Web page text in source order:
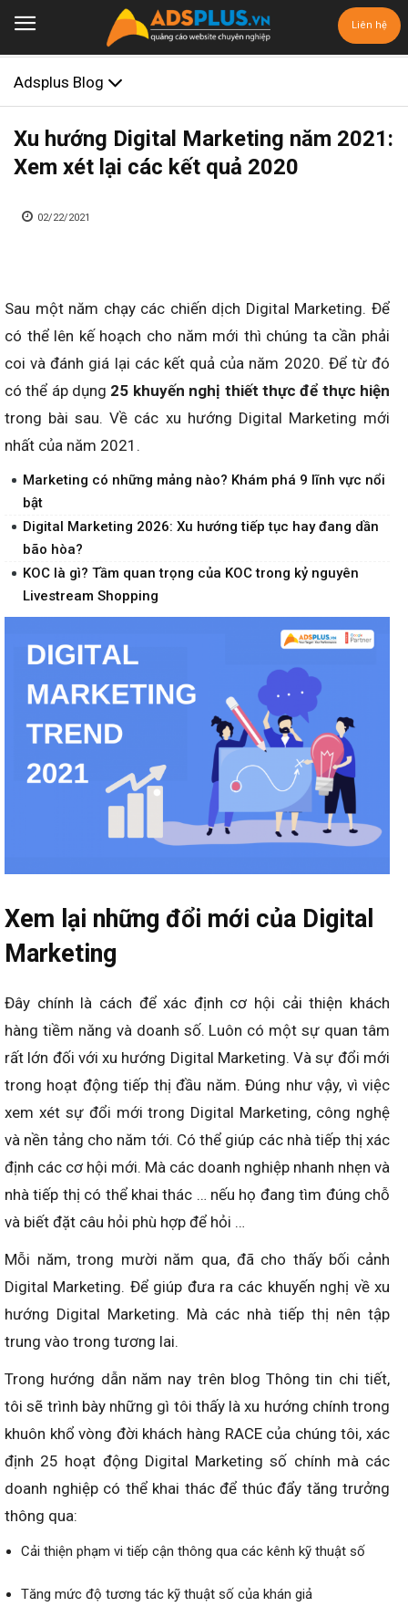
Liên hệ
Adsplus Blog
Xu hướng Digital Marketing năm 2021:
Xem xét lại các kết quả 2020
02/22/2021
Sau một năm chạy các chiến dịch Digital Marketing. Để
có thể lên kế hoạch cho năm mới thì chúng ta cần phải
coi và đánh giá lại các kết quả của năm 2020. Để từ đó
có thể áp dụng 25 khuyến nghị thiết thực để thực hiện
trong bài sau. Về các xu hướng Digital Marketing mới
nhất của năm 2021.
Marketing có những mảng nào? Khám phá 9 lĩnh vực nổi
bật
Digital Marketing 2026: Xu hướng tiếp tục hay đang dần
bão hòa?
KOC là gì? Tầm quan trọng của KOC trong kỷ nguyên
Livestream Shopping
Xem lại những đổi mới của Digital
Marketing
Đây chính là cách để xác định cơ hội cải thiện khách
hàng tiềm năng và doanh số. Luôn có một sự quan tâm
rất lớn đối với xu hướng Digital Marketing. Và sự đổi mới
trong hoạt động tiếp thị đầu năm. Đúng như vậy, vì việc
xem xét sự đổi mới trong Digital Marketing, công nghệ
và nền tảng cho năm tới. Có thể giúp các nhà tiếp thị xác
định các cơ hội mới. Mà các doanh nghiệp nhanh nhẹn và
nhà tiếp thị có thể khai thác … nếu họ đang tìm đúng chỗ
và biết đặt câu hỏi phù hợp để hỏi …
Mỗi năm, trong mười năm qua, đã cho thấy bối cảnh
Digital Marketing. Để giúp đưa ra các khuyến nghị về xu
hướng Digital Marketing. Mà các nhà tiếp thị nên tập
trung vào trong tương lai.
Trong hướng dẫn năm nay trên blog Thông tin chi tiết,
tôi sẽ trình bày những gì tôi thấy là xu hướng chính trong
khuôn khổ vòng đời khách hàng RACE của chúng tôi, xác
định 25 hoạt động Digital Marketing số chính mà các
doanh nghiệp có thể khai thác để thúc đẩy tăng trưởng
thông qua:
Cải thiện phạm vi tiếp cận thông qua các kênh kỹ thuật số
Tăng mức độ tương tác kỹ thuật số của khán giả